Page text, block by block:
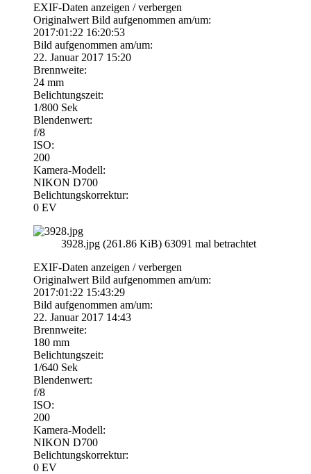
EXIF-Daten anzeigen / verbergen
Originalwert Bild aufgenommen am/um:
2017:01:22 16:20:53
Bild aufgenommen am/um:
22. Januar 2017 15:20
Brennweite:
24 mm
Belichtungszeit:
1/800 Sek
Blendenwert:
f/8
ISO:
200
Kamera-Modell:
NIKON D700
Belichtungskorrektur:
0 EV
3928.jpg (261.86 KiB) 63091 mal betrachtet
EXIF-Daten anzeigen / verbergen
Originalwert Bild aufgenommen am/um:
2017:01:22 15:43:29
Bild aufgenommen am/um:
22. Januar 2017 14:43
Brennweite:
180 mm
Belichtungszeit:
1/640 Sek
Blendenwert:
f/8
ISO:
200
Kamera-Modell:
NIKON D700
Belichtungskorrektur:
0 EV